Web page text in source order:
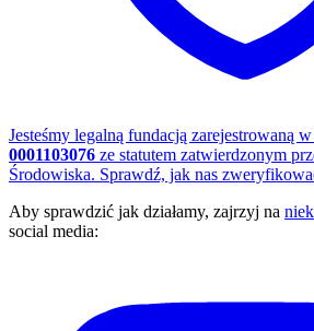
Jesteśmy legalną fundacją zarejestrowaną
0001103076 ze statutem zatwierdzonym
Środowiska. Sprawdź, jak nas
Aby sprawdzić jak działamy, zajrzyj na
social media: